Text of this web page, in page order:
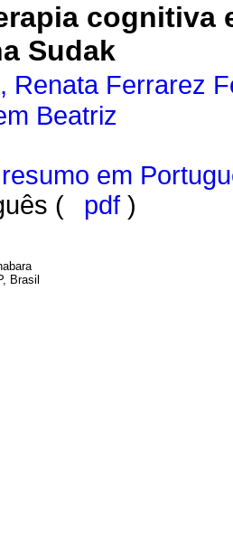
cognitiva
Sudak
Renata Ferrarez
Beatriz
resumo em
(
pdf )
Brasil